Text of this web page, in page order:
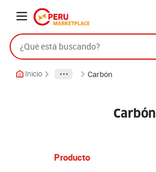
Inicio Carbón
Carbón
Producto